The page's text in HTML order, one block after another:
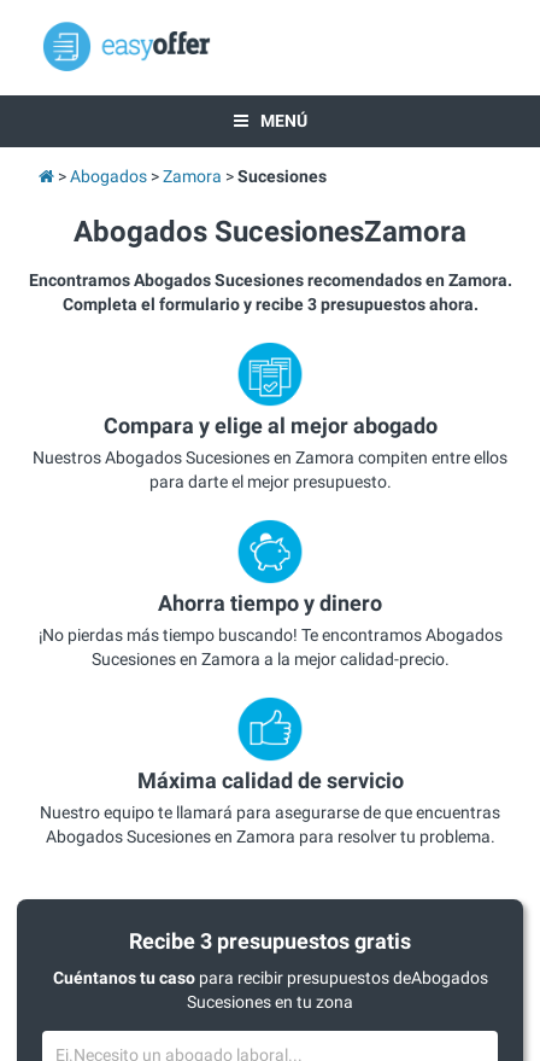
MENÚ
Abogados Zamora Sucesiones
Abogados SucesionesZamora
Encontramos Abogados Sucesiones recomendados en Zamora.
Completa el formulario y recibe 3 presupuestos ahora.
Compara y elige al mejor abogado
Nuestros Abogados Sucesiones en Zamora compiten entre ellos
para darte el mejor presupuesto.
Ahorra tiempo y dinero
¡No pierdas más tiempo buscando! Te encontramos Abogados
Sucesiones en Zamora a la mejor calidad-precio.
Máxima calidad de servicio
Nuestro equipo te llamará para asegurarse de que encuentras
Abogados Sucesiones en Zamora para resolver tu problema.
Recibe 3 presupuestos gratis
Cuéntanos tu casopara recibir presupuestos deAbogados
Sucesiones en tu zona